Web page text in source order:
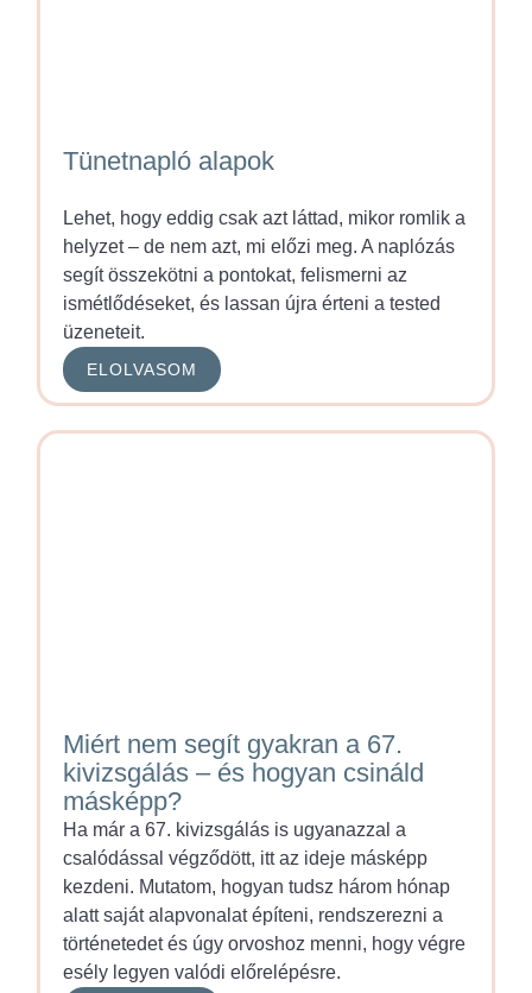
Tünetnapló alapok
Lehet, hogy eddig csak azt láttad, mikor romlik a
helyzet – de nem azt, mi előzi meg. A naplózás
segít összekötni a pontokat, felismerni az
ismétlődéseket, és lassan újra érteni a tested
üzeneteit.
ELOLVASOM
Miért nem segít gyakran a 67.
kivizsgálás – és hogyan csináld
másképp?
Ha már a 67. kivizsgálás is ugyanazzal a
csalódással végződött, itt az ideje másképp
kezdeni. Mutatom, hogyan tudsz három hónap
alatt saját alapvonalat építeni, rendszerezni a
történetedet és úgy orvoshoz menni, hogy végre
esély legyen valódi előrelépésre.